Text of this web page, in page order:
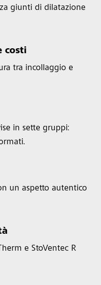
giunti di dilatazione
costi
tra incollaggio e
in sette gruppi:
un aspetto autentico
e StoVentec R